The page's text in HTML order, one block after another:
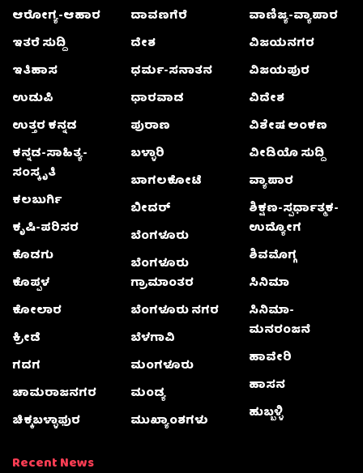
ಆರೋಗ್ಯ-ಆಹಾರ
ಇತರೆ ಸುದ್ದಿ
ಇತಿಹಾಸ
ಉಡುಪಿ
ಉತ್ತರ ಕನ್ನಡ
ಕನ್ನಡ-ಸಾಹಿತ್ಯ-
ಸಂಸ್ಕೃತಿ
ಕಲಬುರ್ಗಿ
ಕೃಷಿ-ಪರಿಸರ
ಕೊಡಗು
ಕೊಪ್ಪಳ
ಕೋಲಾರ
ಕ್ರೀಡೆ
ಗದಗ
ಚಾಮರಾಜನಗರ
ಚಿಕ್ಕಬಳ್ಳಾಫುರ
ದಾವಣಗೆರೆ
ದೇಶ
ಧರ್ಮ-ಸನಾತನ
ಧಾರವಾಡ
ಪುರಾಣ
ಬಳ್ಳಾರಿ
ಬಾಗಲಕೋಟೆ
ಬೀದರ್
ಬೆಂಗಳೂರು
ಬೆಂಗಳೂರು
ಗ್ರಾಮಾಂತರ
ಬೆಂಗಳೂರು ನಗರ
ಬೆಳಗಾವಿ
ಮಂಗಳೂರು
ಮಂಡ್ಯ
ಮುಖ್ಯಾಂಶಗಳು
ವಾಣಿಜ್ಯ-ವ್ಯಾಪಾರ
ವಿಜಯನಗರ
ವಿಜಯಪುರ
ವಿದೇಶ
ವಿಶೇಷ ಅಂಕಣ
ವೀಡಿಯೊ ಸುದ್ದಿ
ವ್ಯಾಪಾರ
ಶಿಕ್ಷಣ-ಸ್ಪರ್ಧಾತ್ಮಕ-
ಉದ್ಯೋಗ
ಶಿವಮೊಗ್ಗ
ಸಿನಿಮಾ
ಸಿನಿಮಾ-
ಮನರಂಜನೆ
ಹಾವೇರಿ
ಹಾಸನ
ಹುಬ್ಬಳ್ಳಿ
Recent News